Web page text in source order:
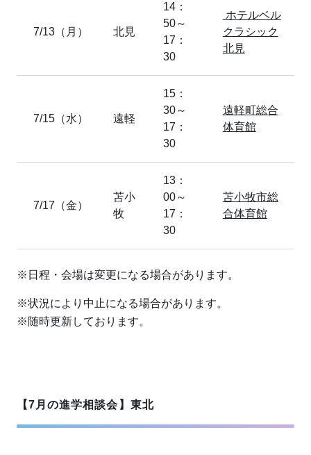
7/13（月） 北見
14：
50～
17：
30
ホテルベル
クラシック
北見
7/15（水） 遠軽
15：
30～
17：
30
遠軽町総合
体育館
7/17（金）
苫小
牧
13：
00～
17：
30
苫小牧市総
合体育館
※日程・会場は変更になる場合があります。
※状況により中止になる場合があります。
※随時更新しております。
【7月の進学相談会】東北